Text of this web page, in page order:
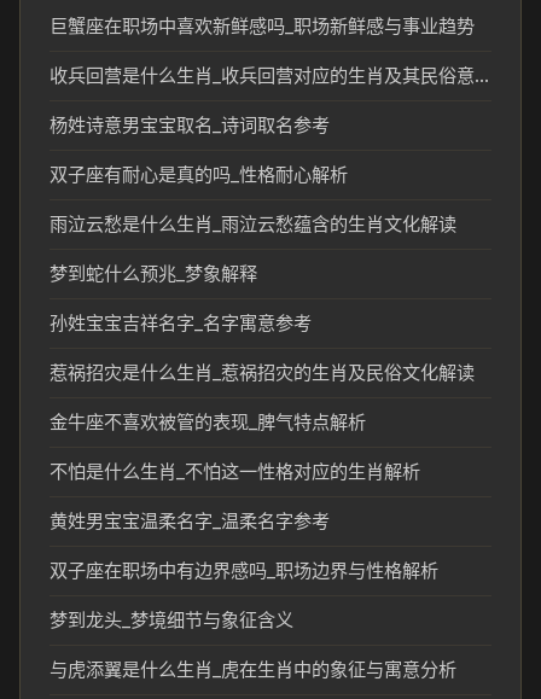
巨蟹座在职场中喜欢新鲜感吗_职场新鲜感与事业趋势
收兵回营是什么生肖_收兵回营对应的生肖及其民俗意义
杨姓诗意男宝宝取名_诗词取名参考
双子座有耐心是真的吗_性格耐心解析
雨泣云愁是什么生肖_雨泣云愁蕴含的生肖文化解读
梦到蛇什么预兆_梦象解释
孙姓宝宝吉祥名字_名字寓意参考
惹祸招灾是什么生肖_惹祸招灾的生肖及民俗文化解读
金牛座不喜欢被管的表现_脾气特点解析
不怕是什么生肖_不怕这一性格对应的生肖解析
黄姓男宝宝温柔名字_温柔名字参考
双子座在职场中有边界感吗_职场边界与性格解析
梦到龙头_梦境细节与象征含义
与虎添翼是什么生肖_虎在生肖中的象征与寓意分析